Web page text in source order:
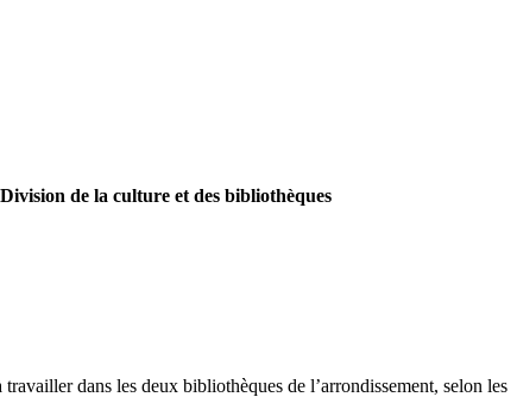
de la culture et des bibliothèques
dans les deux bibliothèques de l’arrondissement, selon les